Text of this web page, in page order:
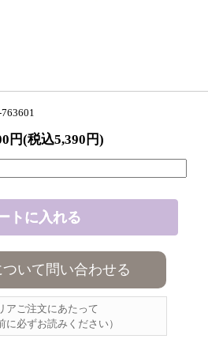
円(税込5,390円)
いて問い合わせる
アご注文にあたって
に必ずお読みください）